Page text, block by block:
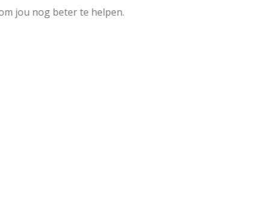
jou nog beter te helpen.